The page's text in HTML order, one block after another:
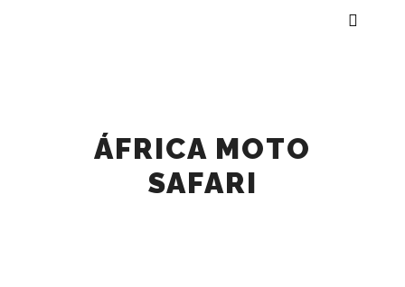
ÁFRICA MOTO
SAFARI